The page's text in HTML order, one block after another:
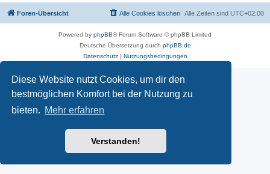
Diese Website nutzt Cookies, um dir den
bestmöglichen Komfort bei der Nutzung zu
bieten. Mehr erfahren
Verstanden!
Foren-Übersicht Alle Zeiten sind UTC+02:00
Alle Cookies löschen
Powered by phpBB® Forum Software © phpBB Limited
Deutsche Übersetzung durch phpBB.de
Datenschutz| Nutzungsbedingungen